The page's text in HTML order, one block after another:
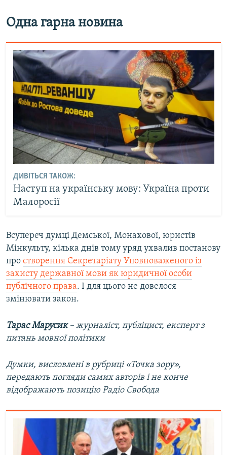
Одна гарна новина
ДИВІТЬСЯ ТАКОЖ:
Наступ на українську мову: Україна проти
Малоросії
Всупереч думці Демської, Монахової, юристів
Мінкульту, кілька днів тому уряд ухвалив постанову
про створення Секретаріату Уповноваженого із
захисту державної мови як юридичної особи
публічного права. І для цього не довелося
змінювати закон.
Тарас Марусик– журналіст, публіцист, експерт з
питань мовної політики
Думки, висловлені в рубриці «Точка зору»,
передають погляди самих авторів і не конче
відображають позицію Радіо Свобода